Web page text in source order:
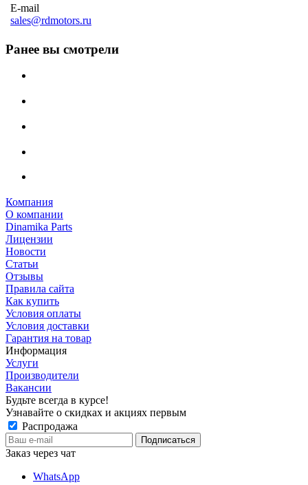
E-mail
sales@rdmotors.ru
Ранее вы смотрели
Компания
О компании
Dinamika Parts
Лицензии
Новости
Статьи
Отзывы
Правила сайта
Как купить
Условия оплаты
Условия доставки
Гарантия на товар
Информация
Услуги
Производители
Вакансии
Будьте всегда в курсе!
Узнавайте о скидках и акциях первым
Распродажа
Заказ через чат
WhatsApp